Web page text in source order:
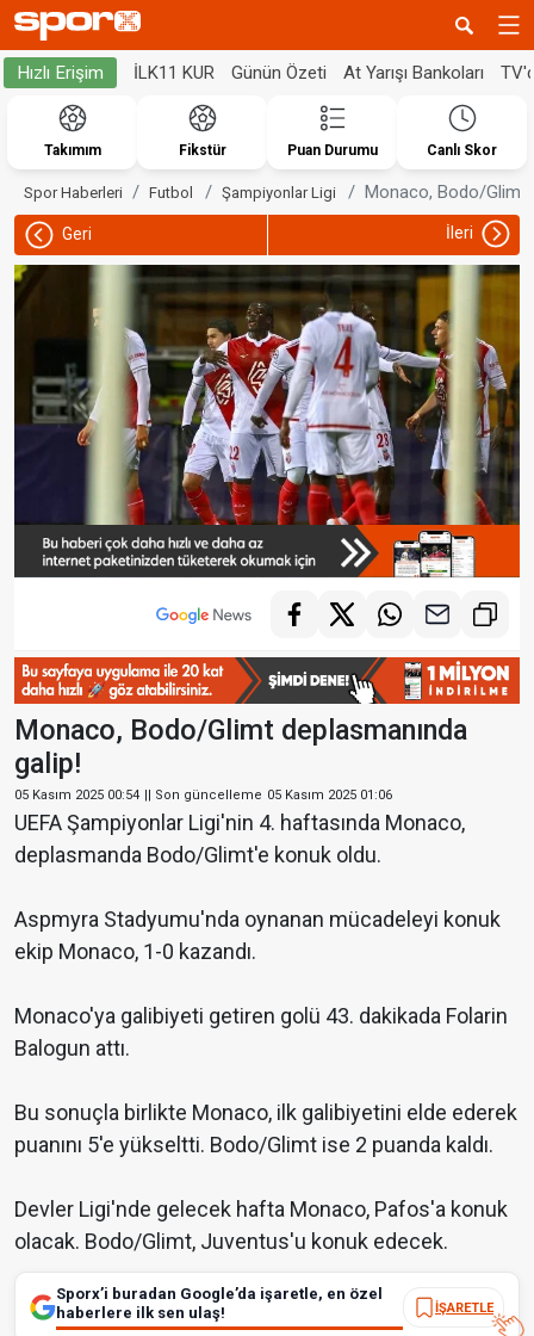
Hızlı Erişim İLK11 KUR Günün Özeti At Yarışı Bankoları
Takımım Fikstür Puan Durumu Canlı Skor
Spor Haberleri Futbol Şampiyonlar Ligi Monaco, Bodo/Glimt
Geri İleri
Monaco, Bodo/Glimt deplasmanında
galip!
05 Kasım 2025 00:54 || Son güncelleme 05 Kasım 2025 01:06
UEFA Şampiyonlar Ligi'nin 4. haftasında Monaco,
deplasmanda Bodo/Glimt'e konuk oldu.
Aspmyra Stadyumu'nda oynanan mücadeleyi konuk
ekip Monaco, 1-0 kazandı.
Monaco'ya galibiyeti getiren golü 43. dakikada Folarin
Balogun attı.
Bu sonuçla birlikte Monaco, ilk galibiyetini elde ederek
puanını 5'e yükseltti. Bodo/Glimt ise 2 puanda kaldı.
Devler Ligi'nde gelecek hafta Monaco, Pafos'a konuk
olacak. Bodo/Glimt, Juventus'u konuk edecek.
Sporx’i buradan Google’da işaretle, en özel
haberlere ilk sen ulaş!
İŞARETLE